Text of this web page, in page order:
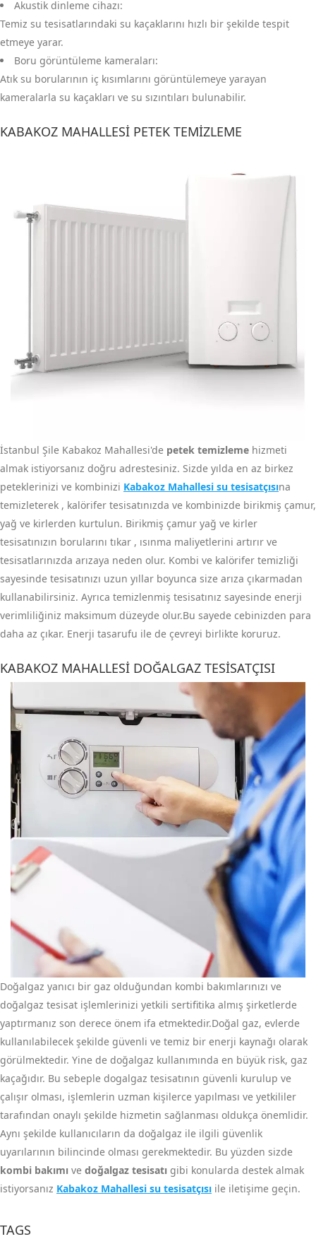
Akustik dinleme cihazı:
Temiz su tesisatlarındaki su kaçaklarını hızlı bir şekilde tespit
etmeye yarar.
Boru görüntüleme kameraları:
Atık su borularının iç kısımlarını görüntülemeye yarayan
kameralarla su kaçakları ve su sızıntıları bulunabilir.
KABAKOZ MAHALLESI PETEK TEMIZLEME
İstanbul Şile Kabakoz Mahallesi'de petek temizleme hizmeti
almak istiyorsanız doğru adrestesiniz. Sizde yılda en az birkez
peteklerinizi ve kombinizi Kabakoz Mahallesi su tesisatçısına
temizleterek , kalörifer tesisatınızda ve kombinizde birikmiş çamur,
yağ ve kirlerden kurtulun. Birikmiş çamur yağ ve kirler
tesisatınızın borularını tıkar , ısınma maliyetlerini artırır ve
tesisatlarınızda arızaya neden olur. Kombi ve kalörifer temizliği
sayesinde tesisatınızı uzun yıllar boyunca size arıza çıkarmadan
kullanabilirsiniz. Ayrıca temizlenmiş tesisatınız sayesinde enerji
verimliliğiniz maksimum düzeyde olur.Bu sayede cebinizden para
daha az çıkar. Enerji tasarufu ile de çevreyi birlikte koruruz.
KABAKOZ MAHALLESI DOĞALGAZ TESISATÇISI
Doğalgaz yanıcı bir gaz olduğundan kombi bakımlarınızı ve
doğalgaz tesisat işlemlerinizi yetkili sertifitika almış şirketlerde
yaptırmanız son derece önem ifa etmektedir.Doğal gaz, evlerde
kullanılabilecek şekilde güvenli ve temiz bir enerji kaynağı olarak
görülmektedir. Yine de doğalgaz kullanımında en büyük risk, gaz
kaçağıdır. Bu sebeple dogalgaz tesisatının güvenli kurulup ve
çalışır olması, işlemlerin uzman kişilerce yapılması ve yetkililer
tarafından onaylı şekilde hizmetin sağlanması oldukça önemlidir.
Aynı şekilde kullanıcıların da doğalgaz ile ilgili güvenlik
uyarılarının bilincinde olması gerekmektedir. Bu yüzden sizde
kombi bakımı ve doğalgaz tesisatı gibi konularda destek almak
istiyorsanız Kabakoz Mahallesi su tesisatçısı ile iletişime geçin.
TAGS